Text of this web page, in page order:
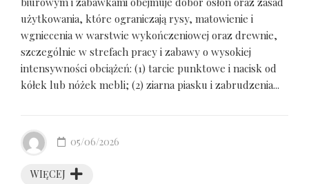
użytkowania, które ograniczają rysy, matowienie i
wgniecenia w warstwie wykończeniowej oraz drewnie,
szczególnie w strefach pracy i zabawy o wysokiej
intensywności obciążeń: (1) tarcie punktowe i nacisk od
kółek lub nóżek mebli; (2) ziarna piasku i zabrudzenia...
WIĘCEJ
05/06/2026